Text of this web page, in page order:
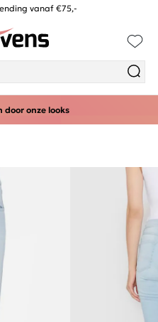
vanaf €75,-
door onze looks